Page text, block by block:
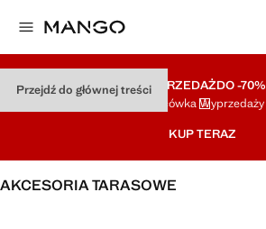
Przejdź do głównej treściWYPRZEDAŻDO -70%
Końcówka Wyprzedaży
KUP TERAZ
AKCESORIA TARASOWE